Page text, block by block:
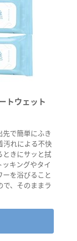
トウェット
で簡単にふき
汚れによる不快
ときにサッと拭
キングやタイ
を浴びること
、そのままラ